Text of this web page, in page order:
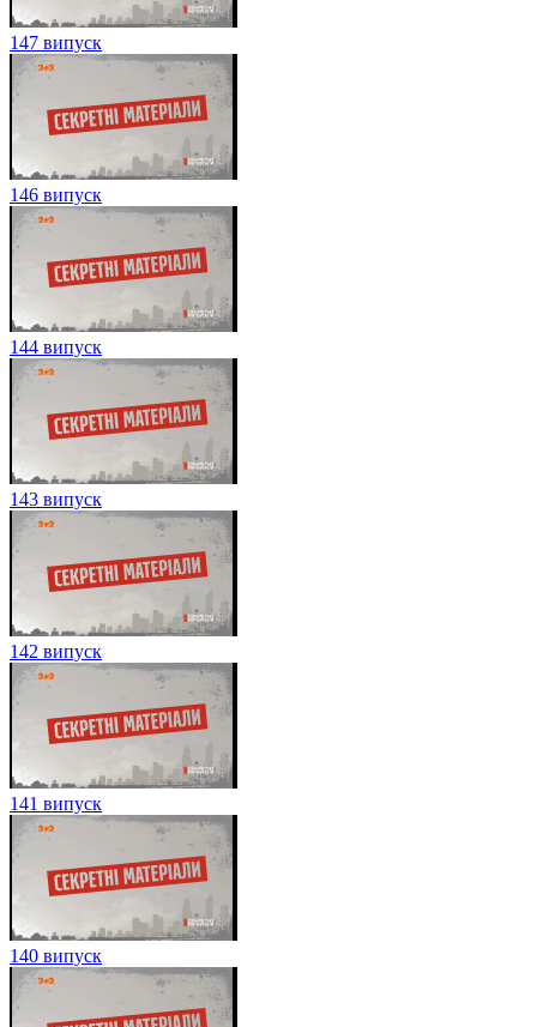
147 випуск
146 випуск
144 випуск
143 випуск
142 випуск
141 випуск
140 випуск